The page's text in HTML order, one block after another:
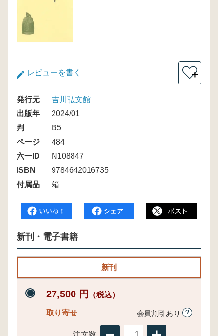
レビューを書く ＋
発行元
吉川弘文館
出版年
2024/01
判
B5
ページ
484
六一ID
N108847
ISBN
9784642016735
付属品
箱
新刊・電子書籍
新刊
27,500 円 （税込）
取り寄せ 会員割引あり
注文数